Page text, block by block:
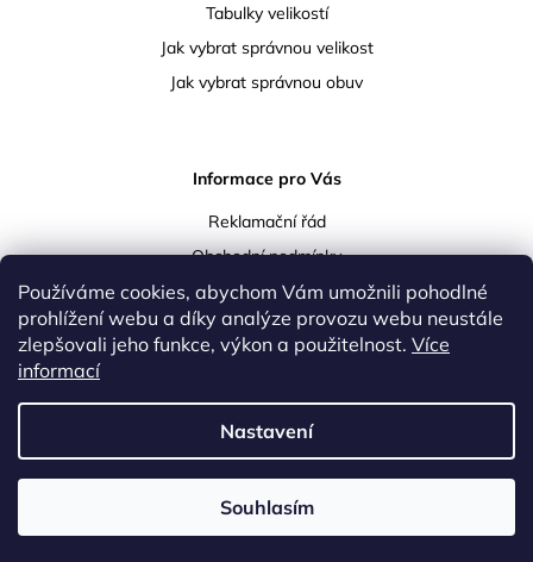
Používáme cookies, abychom Vám umožnili pohodlné
prohlížení webu a díky analýze provozu webu neustále
zlepšovali jeho funkce, výkon a použitelnost. Více
informací
Nastavení
Souhlasím
Tabulky velikostí
Jak vybrat správnou velikost
Jak vybrat správnou obuv
Informace pro Vás
Reklamační řád
Obchodní podmínky
Podmínky ochrany osobních údajů
Doprava a platba
Vrácení a reklamace zboží
Lukáš Koula| Vytvořil Shoptet